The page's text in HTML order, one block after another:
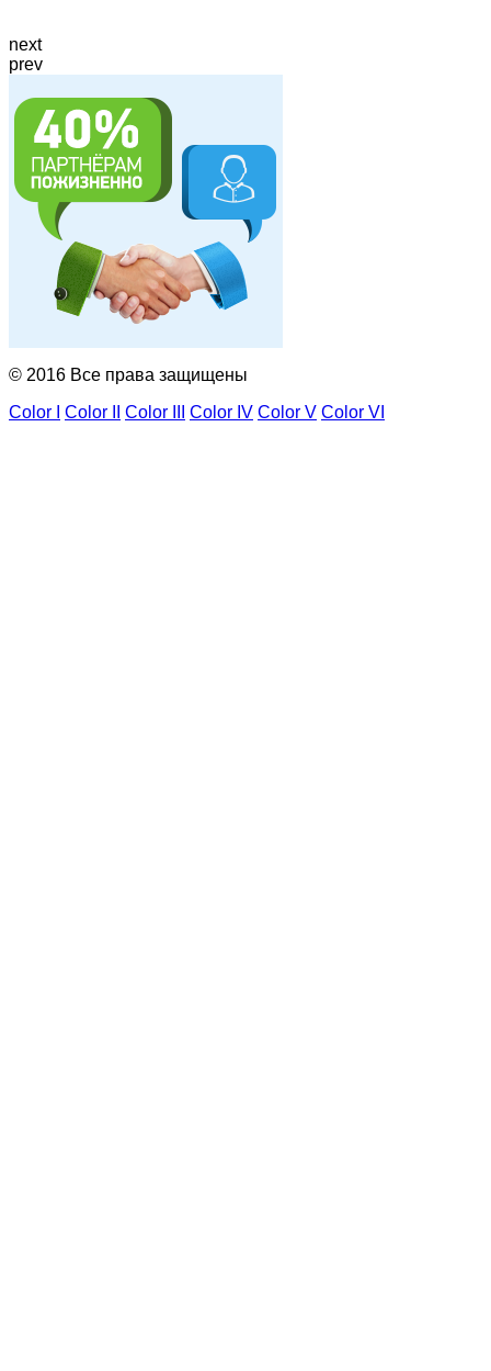
next
prev
© 2016 Все права защищены
Color I
Color II Color III Color IV Color V Color VI